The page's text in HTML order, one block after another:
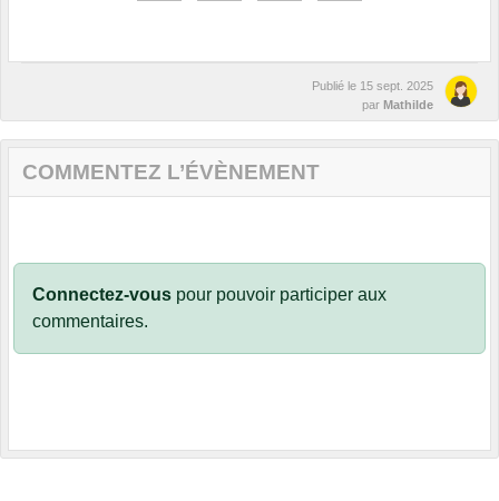
Publié le 15 sept. 2025
par Mathilde
COMMENTEZ L’ÉVÈNEMENT
Connectez-vous pour pouvoir participer aux
commentaires.